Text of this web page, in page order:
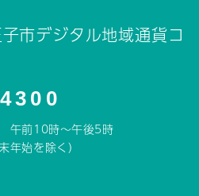
市デジタル地域通貨コ
午前10時～午後5時
年始を除く）